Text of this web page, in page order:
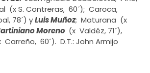
(x S. Contreras, 60´); Caroca,
78´) yLuis Muñoz; Maturana (x
Moreno (x Valdéz, 71´),
60´). D.T.: John Armijo